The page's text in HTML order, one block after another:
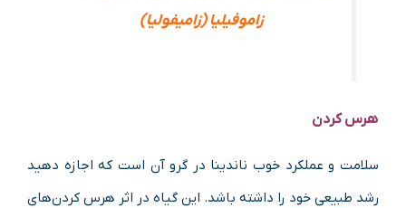
زاموفیلیا (زامیفولیا)
هرس کردن
سلامت و عملکرد خوب ناندینا در گرو آن است که اجازه دهید
رشد طبیعی خود را داشته باشد. این گیاه در اثر هرس کردن‌های